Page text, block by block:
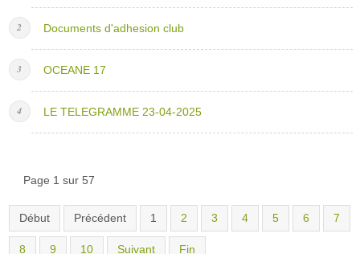
Documents d'adhesion club
OCEANE 17
LE TELEGRAMME 23-04-2025
Page 1 sur 57
Début Précédent 1 2 3 4 5 6 7
8 9 10 Suivant Fin